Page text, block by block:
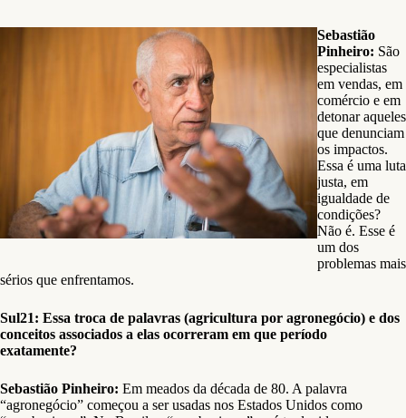
Sebastião
Pinheiro: São
especialistas
em vendas, em
comércio e em
detonar aqueles
que denunciam
os impactos.
Essa é uma luta
justa, em
igualdade de
condições?
Não é. Esse é
um dos
problemas mais
sérios que enfrentamos.
Sul21: Essa troca de palavras (agricultura por agronegócio) e dos
conceitos associados a elas ocorreram em que período
exatamente?
Sebastião Pinheiro: Em meados da década de 80. A palavra
“agronegócio” começou a ser usadas nos Estados Unidos como